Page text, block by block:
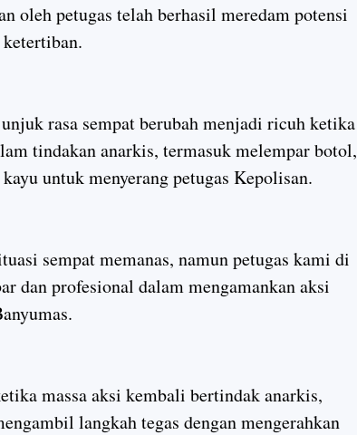
oleh petugas telah berhasil meredam potensi
rasa sempat berubah menjadi ricuh ketika
tindakan anarkis, termasuk melempar botol,
untuk menyerang petugas Kepolisan.
sempat memanas, namun petugas kami di
dan profesional dalam mengamankan aksi
massa aksi kembali bertindak anarkis,
langkah tegas dengan mengerahkan